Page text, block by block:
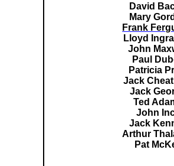
David
Mary
Frank
Lloyd
John
Paul
Patricia
Jack
Jack
Ted
John
Jack
Arthur
Pat